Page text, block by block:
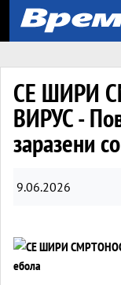
СЕ ШИРИ
ВИРУС -
заразени
9.06.2026